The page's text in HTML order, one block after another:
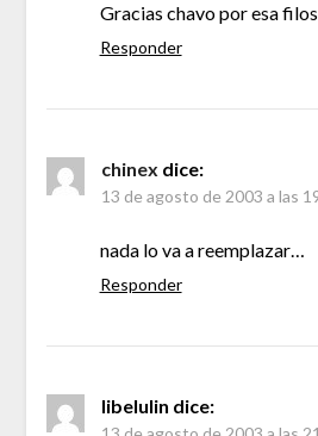
Gracias chavo por esa
Responder
chinex dice:
13 de agosto de 2003 a las
nada lo va a reemplazar…
Responder
libelulin dice: